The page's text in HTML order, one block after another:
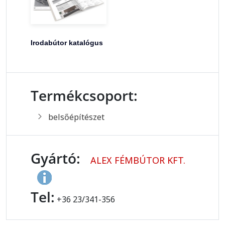
Irodabútor katalógus
Termékcsoport:
belsőépítészet
Gyártó: ALEX FÉMBÚTOR KFT.
Tel: +36 23/341-356